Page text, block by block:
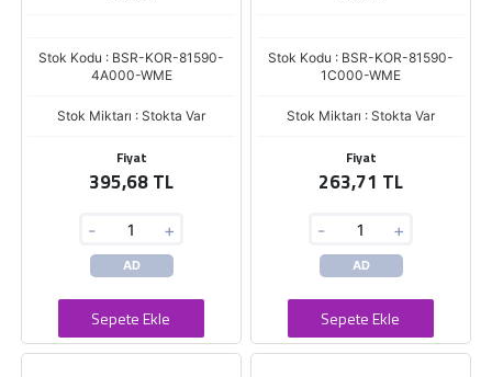
Stok Kodu : BSR-KOR-81590-
4A000-WME
Stok Miktarı : Stokta Var
Fiyat
395,68 TL
- +
AD
Sepete Ekle
Stok Kodu : BSR-KOR-81590-
1C000-WME
Stok Miktarı : Stokta Var
Fiyat
263,71 TL
- +
AD
Sepete Ekle